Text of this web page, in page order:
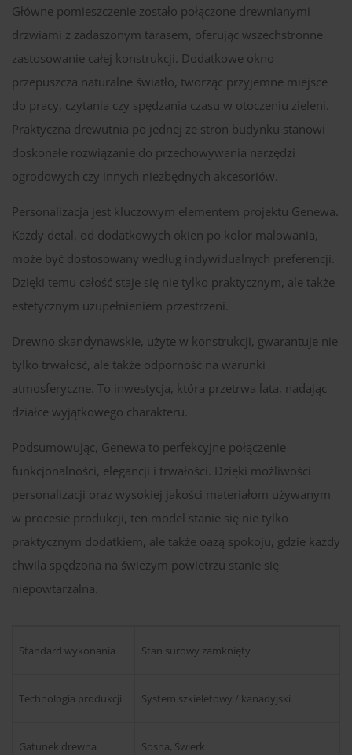
Główne pomieszczenie zostało połączone drewnianymi
drzwiami z zadaszonym tarasem, oferując wszechstronne
zastosowanie całej konstrukcji. Dodatkowe okno
przepuszcza naturalne światło, tworząc przyjemne miejsce
do pracy, czytania czy spędzania czasu w otoczeniu zieleni.
Praktyczna drewutnia po jednej ze stron budynku stanowi
doskonałe rozwiązanie do przechowywania narzędzi
ogrodowych czy innych niezbędnych akcesoriów.
Personalizacja jest kluczowym elementem projektu Genewa.
Każdy detal, od dodatkowych okien po kolor malowania,
może być dostosowany według indywidualnych preferencji.
Dzięki temu całość staje się nie tylko praktycznym, ale także
estetycznym uzupełnieniem przestrzeni.
Drewno skandynawskie, użyte w konstrukcji, gwarantuje nie
tylko trwałość, ale także odporność na warunki
atmosferyczne. To inwestycja, która przetrwa lata, nadając
działce wyjątkowego charakteru.
Podsumowując, Genewa to perfekcyjne połączenie
funkcjonalności, elegancji i trwałości. Dzięki możliwości
personalizacji oraz wysokiej jakości materiałom używanym
w procesie produkcji, ten model stanie się nie tylko
praktycznym dodatkiem, ale także oazą spokoju, gdzie każdy
chwila spędzona na świeżym powietrzu stanie się
niepowtarzalna.
Standard wykonania Stan surowy zamknięty
Technologia produkcji System szkieletowy / kanadyjski
Gatunek drewna Sosna, Świerk